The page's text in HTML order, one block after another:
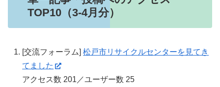
TOP10（3-4月分）
[交流フォーラム]松戸市リサイクルセンターを見てき
てました
アクセス数 201／ユーザー数 25